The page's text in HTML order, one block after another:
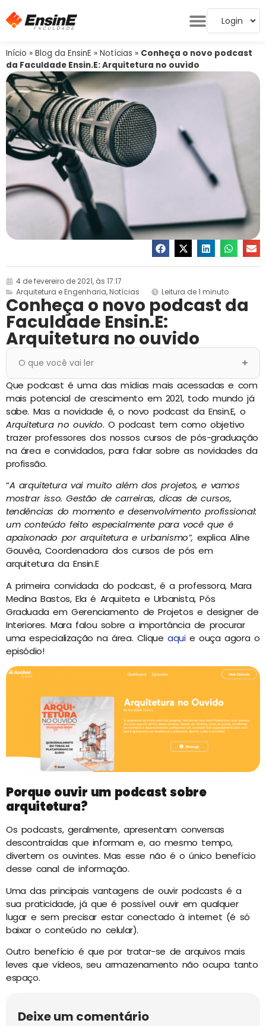
Login
Início » Blog da EnsinE » Notícias » Conheça o novo podcast
da Faculdade Ensin.E: Arquitetura no ouvido
4 de fevereiro de 2021, às 17:17
Arquitetura e Engenharia,Notícias Leitura de 1 minuto
Conheça o novo podcast da
Faculdade Ensin.E:
Arquitetura no ouvido
O que você vai ler
Que podcast é uma das mídias mais acessadas e com
mais potencial de crescimento em 2021, todo mundo já
sabe. Mas a novidade é, o novo podcast da Ensin.E, o
Arquitetura no ouvido. O podcast tem como objetivo
trazer professores dos nossos cursos de pós-graduação
na área e convidados, para falar sobre as novidades da
profissão.
“A arquitetura vai muito além dos projetos, e vamos
mostrar isso. Gestão de carreiras, dicas de cursos,
tendências do momento e desenvolvimento profissional:
um conteúdo feito especialmente para você que é
apaixonado por arquitetura e urbanismo”, explica Aline
Gouvêa, Coordenadora dos cursos de pós em
arquitetura da Ensin.E
A primeira convidada do podcast, é a professora, Mara
Medina Bastos, Ela é Arquiteta e Urbanista, Pós
Graduada em Gerenciamento de Projetos e designer de
Interiores. Mara falou sobre a importância de procurar
uma especialização na área. Cliqueaquie ouça agora o
episódio!
Porque ouvir um podcast sobre
arquitetura?
Os podcasts, geralmente, apresentam conversas
descontraídas que informam e, ao mesmo tempo,
divertem os ouvintes. Mas esse não é o único benefício
desse canal de informação.
Uma das principais vantagens de ouvir podcasts é a
sua praticidade, já que é possível ouvir em qualquer
lugar e sem precisar estar conectado à internet (é só
baixar o conteúdo no celular).
Outro benefício é que por tratar-se de arquivos mais
leves que vídeos, seu armazenamento não ocupa tanto
espaço.
Deixe um comentário